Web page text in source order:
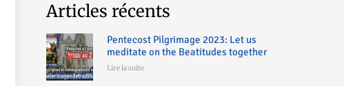
Articles récents
Pentecost Pilgrimage 2023: Let us
meditate on the Beatitudes together
Lire la suite